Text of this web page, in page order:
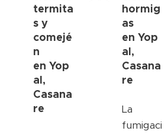
termita
s y
comejé
n
enYop
al,
Casana
re
hormig
as
en Yop
al,
Casana
re
La
fumigaci